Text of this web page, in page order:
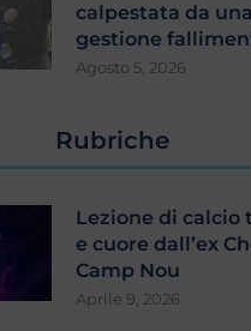
calpestata da una
gestione
Agosto 5, 2026
Rubriche
Lezione di calcio
e cuore dall’ex
Camp Nou
Aprile 9, 2026